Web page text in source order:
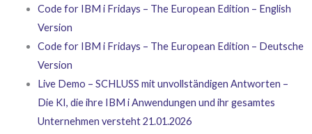
Code for IBM i Fridays – The European Edition – English
Version
Code for IBM i Fridays – The European Edition – Deutsche
Version
Live Demo – SCHLUSS mit unvollständigen Antworten –
Die KI, die ihre IBM i Anwendungen und ihr gesamtes
Unternehmen versteht 21.01.2026